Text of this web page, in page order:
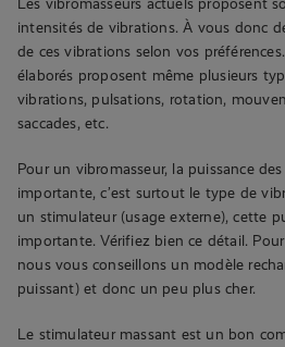
intensités de vibrations. À vous donc
de ces vibrations selon vos
élaborés proposent même plusieurs
vibrations, pulsations, rotation,
saccades, etc.
Pour un vibromasseur, la puissance
importante, c’est surtout le type de
un stimulateur (usage externe), cette
importante. Vérifiez bien ce détail.
nous vous conseillons un modèle
puissant) et donc un peu plus cher.
Le stimulateur massant est un bon